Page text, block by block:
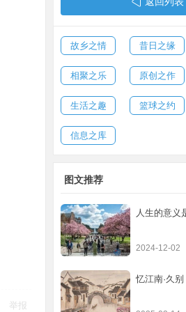
举报
故乡之情 昔日之缘
相聚之乐 原创之作
生活之趣 篮球之约
信息之库
图文推荐
人生的意义
2024-12-02
忆江南·久别